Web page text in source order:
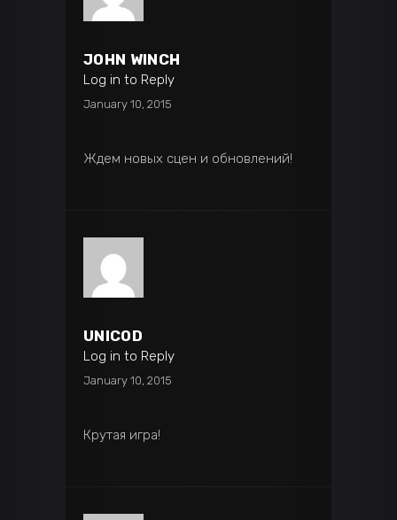
JOHN WINCH
Log in to Reply
January 10, 2015
Ждем новых сцен и обновлений!
UNICOD
Log in to Reply
January 10, 2015
Крутая игра!